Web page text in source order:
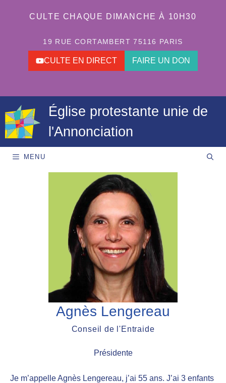
CULTE CHAQUE DIMANCHE À 10H30
19 RUE CORTAMBERT 75116 PARIS
CULTE EN DIRECT FAIRE UN DON
Église protestante unie de
l'Annonciation
MENU
Agnès Lengereau
Conseil de l'Entraide
Présidente
Je m’appelle Agnès Lengereau, j’ai 55 ans. J’ai 3 enfants